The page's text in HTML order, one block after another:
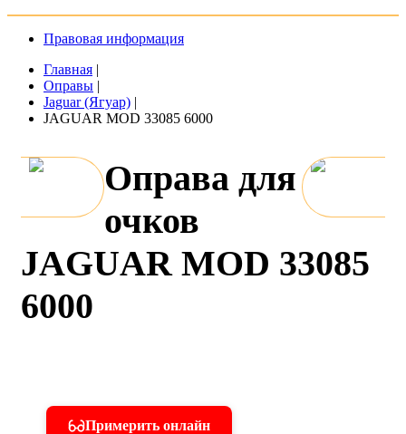
Правовая информация
Главная |
Оправы |
Jaguar (Ягуар) |
JAGUAR MOD 33085 6000
Оправа для
очков
JAGUAR MOD 33085
6000
Примерить онлайн